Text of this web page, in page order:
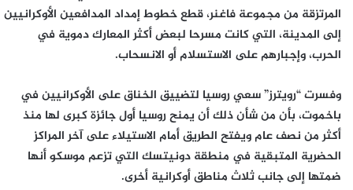
المرتزقة من مجموعة فاغنر، قطع خطوط إمداد المدافعين الأوكرانيين
إلى المدينة، التي كانت مسرحا لبعض أكثر المعارك دموية في
الحرب، وإجبارهم على الاستسلام أو الانسحاب.
وفسرت “رويترز” سعي روسيا لتضييق الخناق على الأوكرانيين في
باخموت، بأن من شأن ذلك أن يمنح روسيا أول جائزة كبرى لها منذ
أكثر من نصف عام ويفتح الطريق أمام الاستيلاء على آخر المراكز
الحضرية المتبقية في منطقة دونيتسك التي تزعم موسكو أنها
ضمتها إلى جانب ثلاث مناطق أوكرانية أخرى.